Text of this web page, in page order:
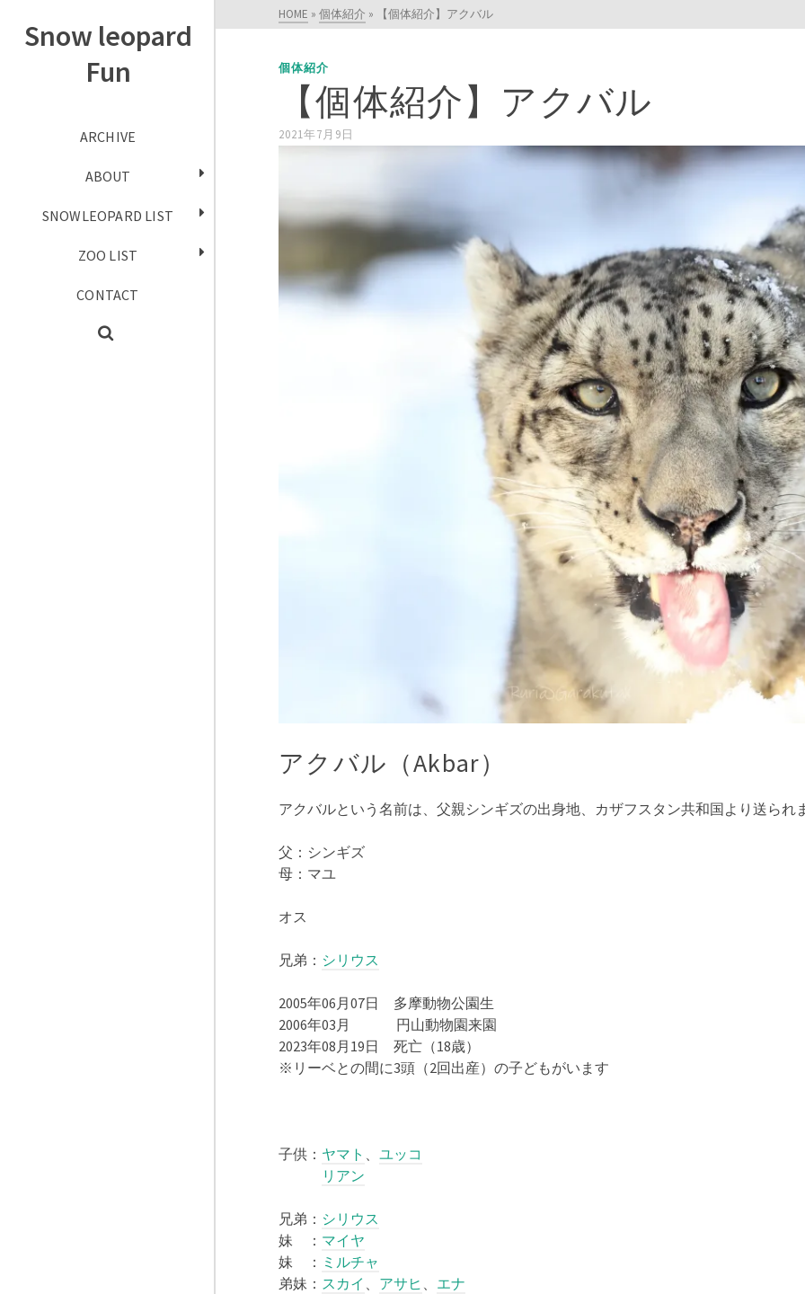
Snow leopard
Fun
ARCHIVE
ABOUT
SNOWLEOPARD LIST
ZOO LIST
CONTACT
HOME » 個体紹介 » 【個体紹介】アクバル
個体紹介
【個体紹介】アクバル
2021年7月9日
アクバル（Akbar）
アクバルという名前は、父親シンギズの出身地、カザフスタン共和国より送られ
父：シンギズ
母：マユ
オス
兄弟： シリウス
2005年06月07日 多摩動物公園生
2006年03月 円山動物園来園
2023年08月19日 死亡（18歳）
※リーベとの間に3頭（2回出産）の子どもがいます
子供： ヤマト 、ユッコ
リアン
兄弟： シリウス
妹 ： マイヤ
妹 ： ミルチャ
弟妹： スカイ アサヒ エナ